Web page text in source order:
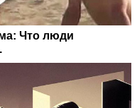
Что люди